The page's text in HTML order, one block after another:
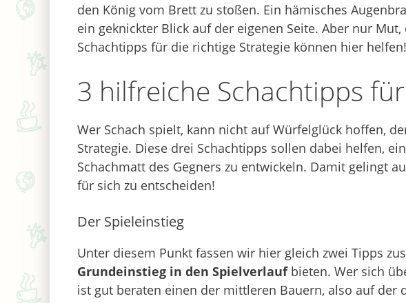
den König vom Brett zu stoßen. Ein hämisches
ein geknickter Blick auf der eigenen Seite. Aber nur
Schachtipps für die richtige Strategie können hier helfen!
3 hilfreiche Schachtipps
Wer Schach spielt, kann nicht auf Würfelglück hoffen,
Strategie. Diese drei Schachtipps sollen dabei helfen,
Schachmatt des Gegners zu entwickeln. Damit gelingt
für sich zu entscheiden!
Der Spieleinstieg
Unter diesem Punkt fassen wir hier gleich zwei Tipps
Grundeinstieg in den Spielverlaufbieten. Wer sich
ist gut beraten einen der mittleren Bauern, also auf der